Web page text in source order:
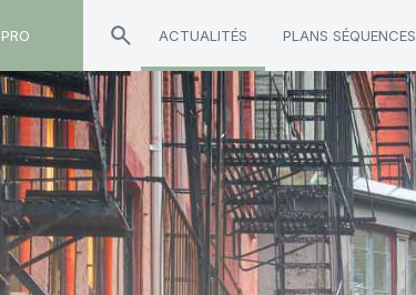
ACTUALITÉS PLANS SÉQUENCES
le tag "Conning"